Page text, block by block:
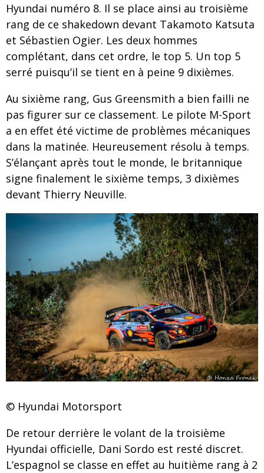
Hyundai numéro 8. Il se place ainsi au troisième
rang de ce shakedown devant Takamoto Katsuta
et Sébastien Ogier. Les deux hommes
complétant, dans cet ordre, le top 5. Un top 5
serré puisqu’il se tient en à peine 9 dixièmes.
Au sixième rang, Gus Greensmith a bien failli ne
pas figurer sur ce classement. Le pilote M-Sport
a en effet été victime de problèmes mécaniques
dans la matinée. Heureusement résolu à temps.
S’élançant après tout le monde, le britannique
signe finalement le sixième temps, 3 dixièmes
devant Thierry Neuville.
© Hyundai Motorsport
De retour derrière le volant de la troisième
Hyundai officielle, Dani Sordo est resté discret.
L’espagnol se classe en effet au huitième rang à 2